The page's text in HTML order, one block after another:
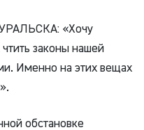
«Хочу
законы нашей
Именно на этих вещах
обстановке